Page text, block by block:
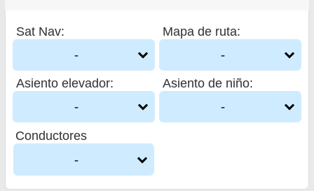
Sat Nav:
-
Mapa de ruta:
-
Asiento elevador:
-
Asiento de niño:
-
Conductores
-